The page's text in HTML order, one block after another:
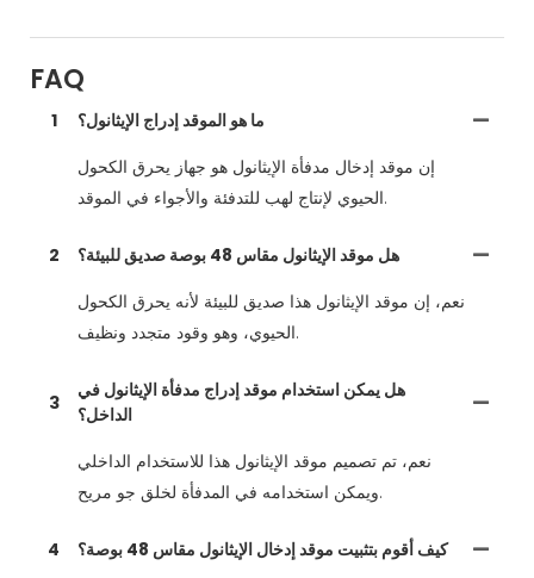
FAQ
1
ما هو الموقد إدراج الإيثانول؟
إن موقد إدخال مدفأة الإيثانول هو جهاز يحرق الكحول
الحيوي لإنتاج لهب للتدفئة والأجواء في الموقد.
2
هل موقد الإيثانول مقاس 48 بوصة صديق للبيئة؟
نعم، إن موقد الإيثانول هذا صديق للبيئة لأنه يحرق الكحول
الحيوي، وهو وقود متجدد ونظيف.
3
هل يمكن استخدام موقد إدراج مدفأة الإيثانول في
الداخل؟
نعم، تم تصميم موقد الإيثانول هذا للاستخدام الداخلي
ويمكن استخدامه في المدفأة لخلق جو مريح.
4
كيف أقوم بتثبيت موقد إدخال الإيثانول مقاس 48 بوصة؟